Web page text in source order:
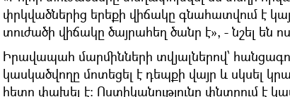
փրկվածներից երեքի վիճակը գնահատվում է
տուժածի վիճակը ծայրահեղ ծանր է», - նշել են
Իրավապահ մարմինների տվյալներով՝
կասկածվողը մոտեցել է դեպքի վայր և սկսել
հետո փախել է։ Ոստիկանությունը փնտրում է